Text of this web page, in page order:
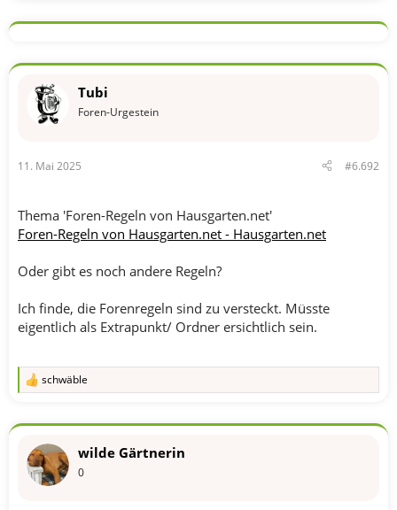
Tubi
Foren-Urgestein
11. Mai 2025 #6.692
Thema 'Foren-Regeln von Hausgarten.net'
Foren-Regeln von Hausgarten.net - Hausgarten.net
Oder gibt es noch andere Regeln?
Ich finde, die Forenregeln sind zu versteckt. Müsste
eigentlich als Extrapunkt/ Ordner ersichtlich sein.
R
k
o
schwäble
wilde Gärtnerin
0